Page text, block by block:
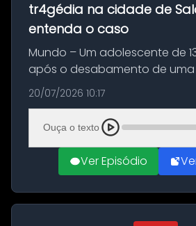
tr4gédia na cidade de
entenda o caso
Mundo – Um adolescente de
após o desabamento de
as comemorações pelo título
Mundo conquistado pela
Ciudad Rodrigo, na província
no...
20/07/2026 10:17
Ouça o texto
Ver Episódio